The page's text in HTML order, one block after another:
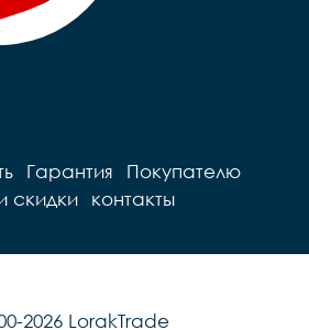
Гарантия
Покупателю
скидки контакты
2026 LorakTrade